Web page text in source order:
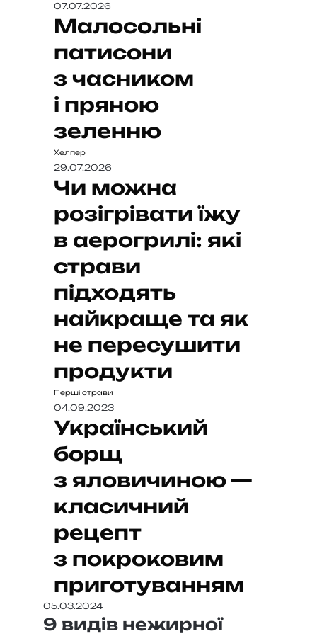
07.07.2026
Малосольні
патисони
з часником
і пряною
зеленню
Хелпер
29.07.2026
Чи можна
розігрівати їжу
в аерогрилі: які
страви
підходять
найкраще та як
не пересушити
продукти
Перші страви
04.09.2023
Український
борщ
з яловичиною —
класичний
рецепт
з покроковим
приготуванням
05.03.2024
9 видів нежирної